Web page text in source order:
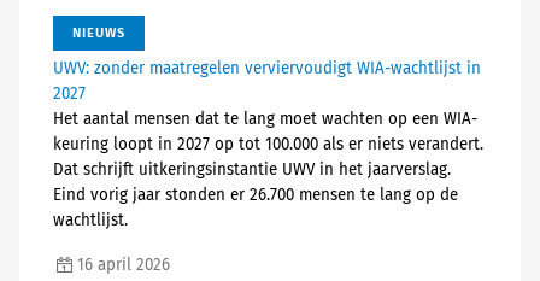
NIEUWS
UWV: zonder maatregelen verviervoudigt WIA-wachtlijst in
2027
Het aantal mensen dat te lang moet wachten op een WIA-
keuring loopt in 2027 op tot 100.000 als er niets verandert.
Dat schrijft uitkeringsinstantie UWV in het jaarverslag.
Eind vorig jaar stonden er 26.700 mensen te lang op de
wachtlijst.
16 april 2026